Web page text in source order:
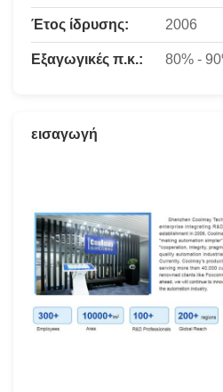
Έτος ίδρυσης: 2006
Εξαγωγικές π.κ.: 80% -
εισαγωγή